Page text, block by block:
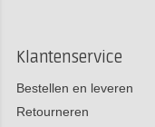
Klantenservice
Bestellen en leveren
Retourneren